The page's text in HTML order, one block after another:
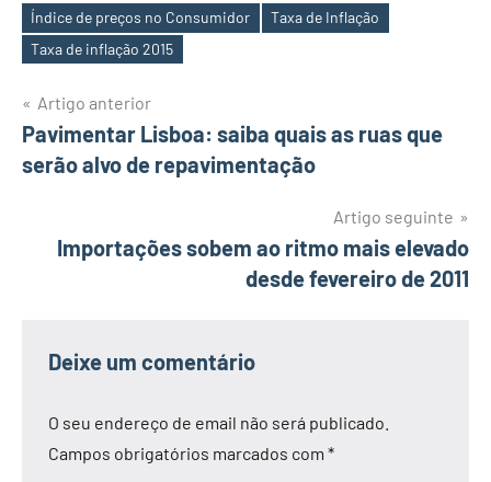
Etiquetas
Índice de preços no Consumidor
Taxa de Inflação
Taxa de inflação 2015
Navegação
de
Artigo anterior
Pavimentar Lisboa: saiba quais as ruas que
serão alvo de repavimentação
Artigo seguinte
Importações sobem ao ritmo mais elevado
desde fevereiro de 2011
Deixe um comentário
O seu endereço de email não será publicado.
Campos obrigatórios marcados com *